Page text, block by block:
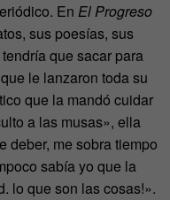
En El Progreso
sus poesías, sus
que sacar para
le lanzaron toda su
que la mandó cuidar
a las musas», ella
deber, me sobra tiempo
sabía yo que la
lo que son las cosas!».